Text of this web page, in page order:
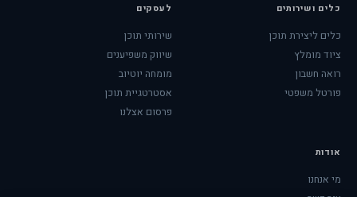
כלים ושירותים
כלים ליצירת תוכן
ציוד מומלץ
רואה חשבון
פורטל משפטי
לעסקים
שירותי תוכן
שיווק משפיענים
מומחה יוטיוב
אסטרטגיית תוכן
פרסום אצלנו
אודות
מי אנחנו